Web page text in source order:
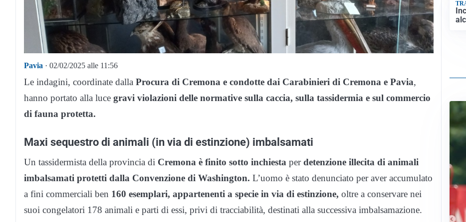
Pavia · 02/02/2025 alle 11:56
Le indagini, coordinate dalla Procura di Cremona e condotte dai Carabinieri di Cremona e Pavia,
hanno portato alla luce gravi violazioni delle normative sulla caccia, sulla tassidermia e sul commercio
di fauna protetta.
Maxi sequestro di animali (in via di estinzione) imbalsamati
Un tassidermista della provincia di Cremona è finito sotto inchiesta perdetenzione illecita di animali
imbalsamati protetti dalla Convenzione di Washington. L’uomo è stato denunciato per aver accumulato
a fini commerciali ben 160 esemplari, appartenenti a specie in via di estinzione, oltre a conservare nei
suoi congelatori 178 animali e parti di essi, privi di tracciabilità, destinati alla successiva imbalsamazione.